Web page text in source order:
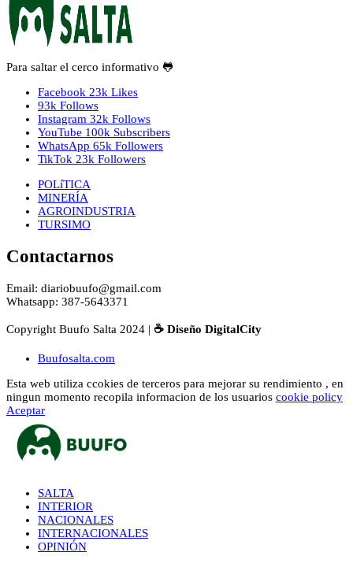
Para saltar el cerco informativo 🐸
Facebook 23k Likes
93k Follows
Instagram 32k Follows
YouTube 100k Subscribers
WhatsApp 65k Followers
TikTok 23k Followers
POLíTICA
MINERÍA
AGROINDUSTRIA
TURSIMO
Contactarnos
Email: diariobuufo@gmail.com
Whatsapp: 387-5643371
Copyright Buufo Salta 2024 | ☕ Diseño DigitalCity
Buufosalta.com
Esta web utiliza ccokies de terceros para mejorar su rendimiento , en
ningun momento recopila informacion de los usuarios cookie policy
Aceptar
SALTA
INTERIOR
NACIONALES
INTERNACIONALES
OPINIÓN